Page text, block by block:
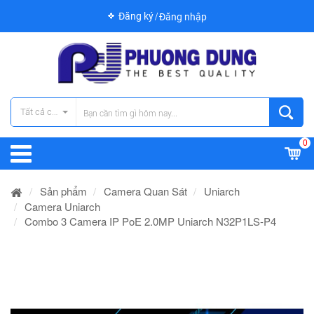
Đăng ký Đăng nhập
Tất cả các danh mục
0
Sản phẩm Camera Quan Sát
Uniarch
Camera Uniarch
Combo 3 Camera IP PoE 2.0MP Uniarch N32P1LS-P4​